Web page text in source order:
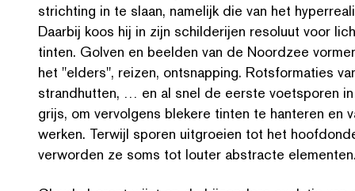
stricht­ing in te slaan, namelijk die van het
Daarbij koos hij in zijn schilder­i­jen resoluut voor
tinten. Golven en beelden van de Noordzee
het "elders", reizen, ontsnapping. Rots­for­maties
strand­hut­ten, … en al snel de eerste voetsporen
grijs, om vervolgens blekere tinten te hanteren en
werken. Terwijl sporen uitgroeien tot het
verworden ze soms tot louter abstracte